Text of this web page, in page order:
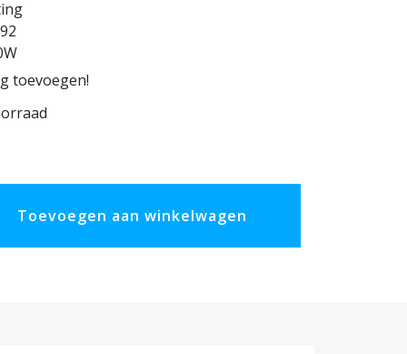
toevoegen!
Toevoegen aan winkelwagen